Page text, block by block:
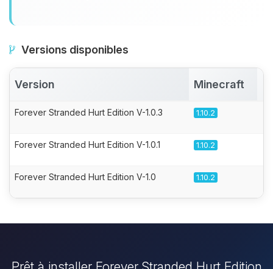
Versions disponibles
Version Minecraft
Forever Stranded Hurt Edition V-1.0.3 1.10.2
Forever Stranded Hurt Edition V-1.0.1 1.10.2
Forever Stranded Hurt Edition V-1.0 1.10.2